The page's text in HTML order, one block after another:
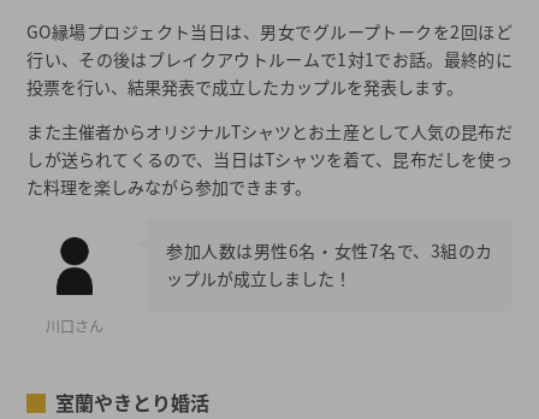
GO縁場プロジェクト当日は、男女でグループトークを2回ほど
行い、その後はブレイクアウトルームで1対1でお話。最終的に
投票を行い、結果発表で成立したカップルを発表します。
また主催者からオリジナルTシャツとお土産として人気の昆布だ
しが送られてくるので、当日はTシャツを着て、昆布だしを使っ
た料理を楽しみながら参加できます。
川口さん
参加人数は男性6名・女性7名で、3組のカ
ップルが成立しました！
室蘭やきとり婚活